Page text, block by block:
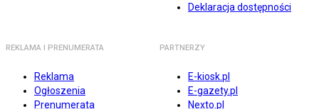
Deklaracja dostępności
REKLAMA I PRENUMERATA
Reklama
Ogłoszenia
Prenumerata
PARTNERZY
E-kiosk.pl
E-gazety.pl
Nexto.pl